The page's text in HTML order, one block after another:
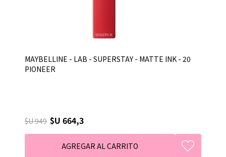
MAYBELLINE - LAB - SUPERSTAY - MATTE INK - 20
PIONEER
$U 949 $U 664,3